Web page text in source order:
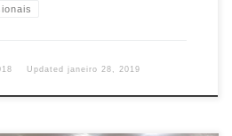
Updated janeiro 28, 2019